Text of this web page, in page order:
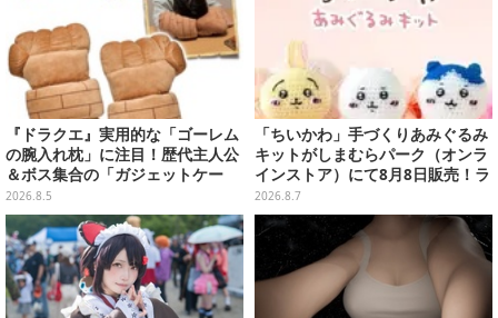
『ドラクエ』実用的な「ゴーレム
の腕入れ枕」に注目！歴代主人公
＆ボス集合の「ガジェットケー
ス」ほか9プライズが8月順次展開
2026.8.5
「ちいかわ」手づくりあみぐるみ
キットがしまむらパーク（オンラ
インストア）にて8月8日販売！ラ
インナップ全3種、初心者向きの
編み方で作れちゃう
2026.8.7